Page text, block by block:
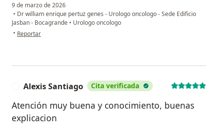
9 de marzo de 2026
• Dr william enrique pertuz genes - Urologo oncologo - Sede Edificio
Jasban - Bocagrande • Urologo oncologo
• en opinión del usuario Henrry Martínez Domínguez
Reportar
Alexis Santiago Cita verificada
Atención muy buena y conocimiento, buenas
explicacion